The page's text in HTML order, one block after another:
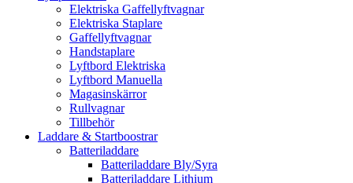
Elektriska Gaffellyftvagnar
Elektriska Staplare
Gaffellyftvagnar
Handstaplare
Lyftbord Elektriska
Lyftbord Manuella
Magasinskärror
Rullvagnar
Tillbehör
Laddare & Startboostrar
Batteriladdare
Batteriladdare Bly/Syra
Batteriladdare Lithium